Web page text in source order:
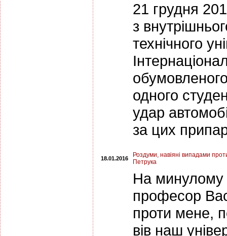
21 грудня
з
технічного
одного
удар
за цих
18.01.2016
Роздуми, навіяні випадами
Петрука
На минулому
професор
проти мене,
вів наш